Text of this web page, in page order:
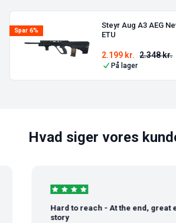
Spar 6%
Steyr Aug A3 AEG
ETU
2.348kr.
2.199 kr.
På lager
Hvad siger vores
Hard to reach - At the end, great
story